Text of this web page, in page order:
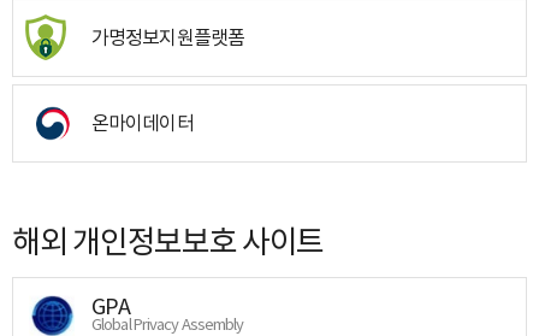
가명정보지원플랫폼
온마이데이터
해외 개인정보보호 사이트
GPA
Global Privacy Assembly